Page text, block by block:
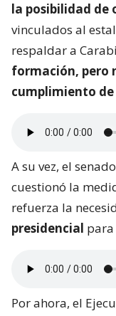
la posibilidad
vinculados al
respaldar a
formación, pero
cumplimiento de
A su vez, el
cuestionó la
refuerza la
presidencial
Por ahora, el